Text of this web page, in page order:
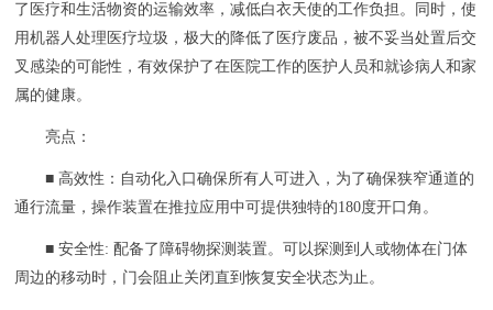
了医疗和生活物资的运输效率，减低白衣天使的工作负担。同时，使
用机器人处理医疗垃圾，极大的降低了医疗废品，被不妥当处置后交
叉感染的可能性，有效保护了在医院工作的医护人员和就诊病人和家
属的健康。
亮点：
■ 高效性：自动化入口确保所有人可进入，为了确保狭窄通道的
通行流量，操作装置在推拉应用中可提供独特的180度开口角。
■ 安全性: 配备了障碍物探测装置。可以探测到人或物体在门体
周边的移动时，门会阻止关闭直到恢复安全状态为止。